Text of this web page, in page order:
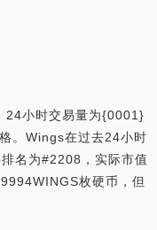
24小时交易量为{0001}
。Wings在过去24小时
名为#2208，实际市值
枚硬币，但